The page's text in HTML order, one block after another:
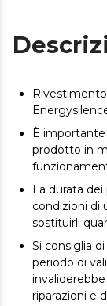
È
prodotto in
La durata
condizioni di
sostituirli
Si consiglia
periodo di
riparazioni e